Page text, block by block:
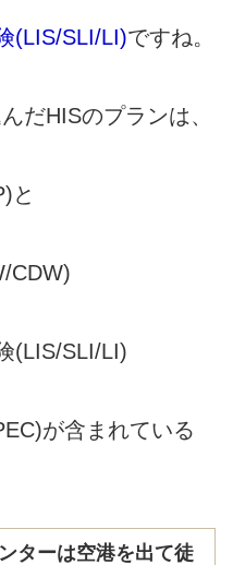
(LIS/SLI/LI)ですね。
だHISのプランは、
と
CDW)
(LIS/SLI/LI)
が含まれている
ターは空港を出て徒